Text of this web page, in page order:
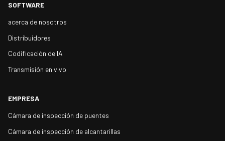
SOFTWARE
acerca de nosotros
Distribuidores
Codificación de IA
Transmisión en vivo
EMPRESA
Cámara de inspección de puentes
Cámara de inspección de alcantarillas